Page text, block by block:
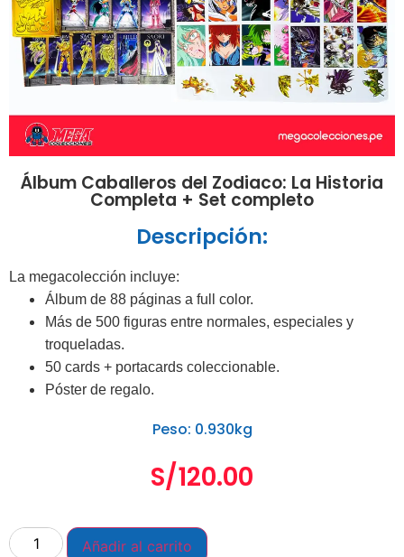
Álbum Caballeros del Zodiaco: La Historia
Completa + Set completo
Descripción:
La megacolección incluye:
Álbum de 88 páginas a full color.
Más de 500 figuras entre normales, especiales y
troqueladas.
50 cards + portacards coleccionable.
Póster de regalo.
Peso: 0.930kg
S/120.00
Añadir al carrito